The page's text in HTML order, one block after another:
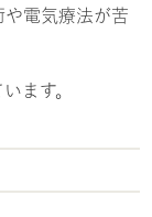
電気療法が苦
ます。